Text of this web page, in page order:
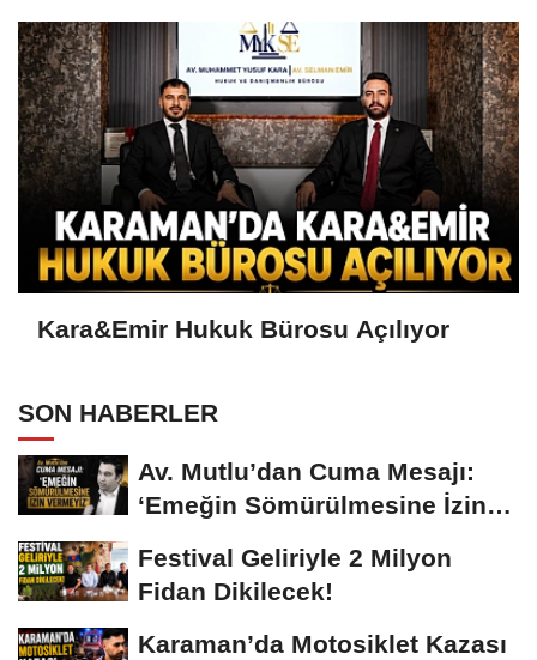
Kara&Emir Hukuk Bürosu Açılıyor
SON HABERLER
Av. Mutlu’dan Cuma Mesajı:
‘Emeğin Sömürülmesine İzin
Festival Geliriyle 2 Milyon
Fidan Dikilecek!
Karaman’da Motosiklet Kazası